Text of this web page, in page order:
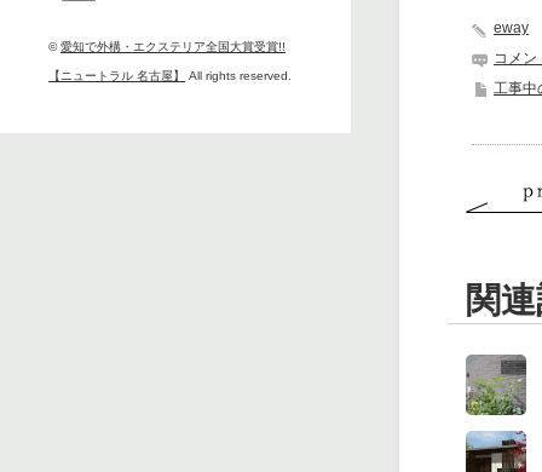
©愛知で外構・エクステリア全国大賞受賞!!
【ニュートラル 名古屋】 All rights reserved.
eway
コメン
工事中
関